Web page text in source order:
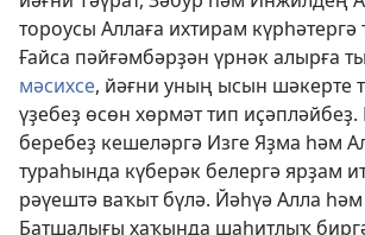
тороусы Аллаға ихтирам күрһәтергә
Ғайса пәйғәмбәрҙән үрнәк алырға
мәсихсе, йәғни уның ысын шәкерте
үҙебеҙ өсөн хөрмәт тип
беребеҙ кешеләргә Изге Яҙма һәм
тураһында күберәк белергә ярҙам
рәүештә ваҡыт бүлә. Йәһүә Алла
Батшалығы хаҡында шаһитлыҡ